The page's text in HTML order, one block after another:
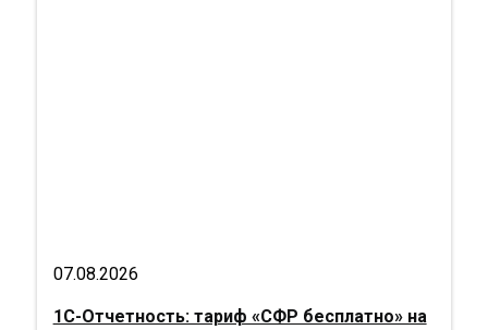
07.08.2026
1С-Отчетность: тариф «СФР бесплатно» на